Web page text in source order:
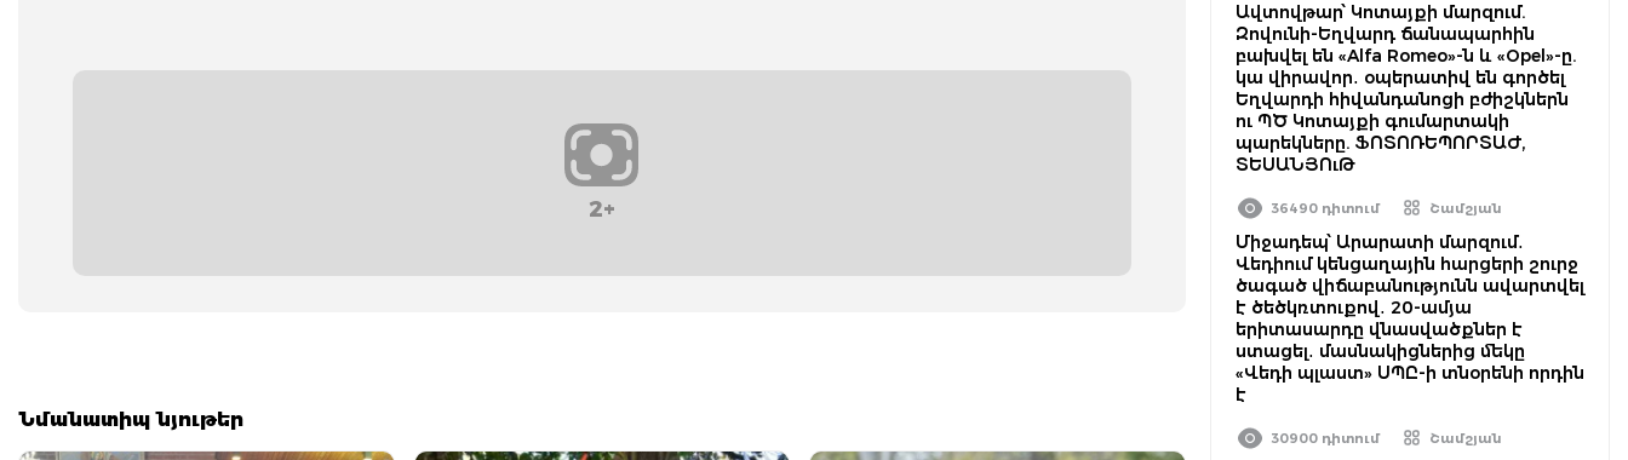
2+
Նմանատիպ նյութեր
Ավտովթար՝ Կոտայքի մարզում.
Զովունի-Եղվարդ ճանապարհին
բախվել են «Alfa Romeo»-ն և «Opel»-ը.
կա վիրավոր․ օպերատիվ են գործել
Եղվարդի հիվանդանոցի բժիշկներն
ու ՊԾ Կոտայքի գումարտակի
պարեկները. ՖՈՏՈՌԵՊՈՐՏԱԺ,
ՏԵՍԱՆՅՈւԹ
36490 դիտում Շամշյան
Միջադեպ՝ Արարատի մարզում․
Վեդիում կենցաղային հարցերի շուրջ
ծագած վիճաբանությունն ավարտվել
է ծեծկռտուքով․ 20-ամյա
երիտասարդը վնասվածքներ է
ստացել․ մասնակիցներից մեկը
«Վեդի պլաստ» ՍՊԸ-ի տնօրենի որդին
է
30900 դիտում Շամշյան